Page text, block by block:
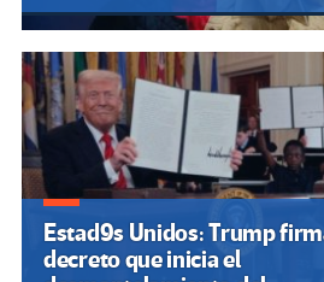
Estad9s Unidos: Trump
decreto que inicia el